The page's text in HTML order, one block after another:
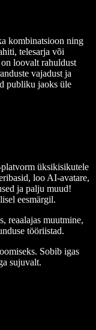
kombinatsioon ning
telesarja või
loovalt rahuldust
vajadust ja
publiku jaoks üle
üksikisikutele
loo AI-avatare,
ja palju muud!
eesmärgil.
reaalajas muutmine,
tööriistad.
Sobib igas
sujuvalt.